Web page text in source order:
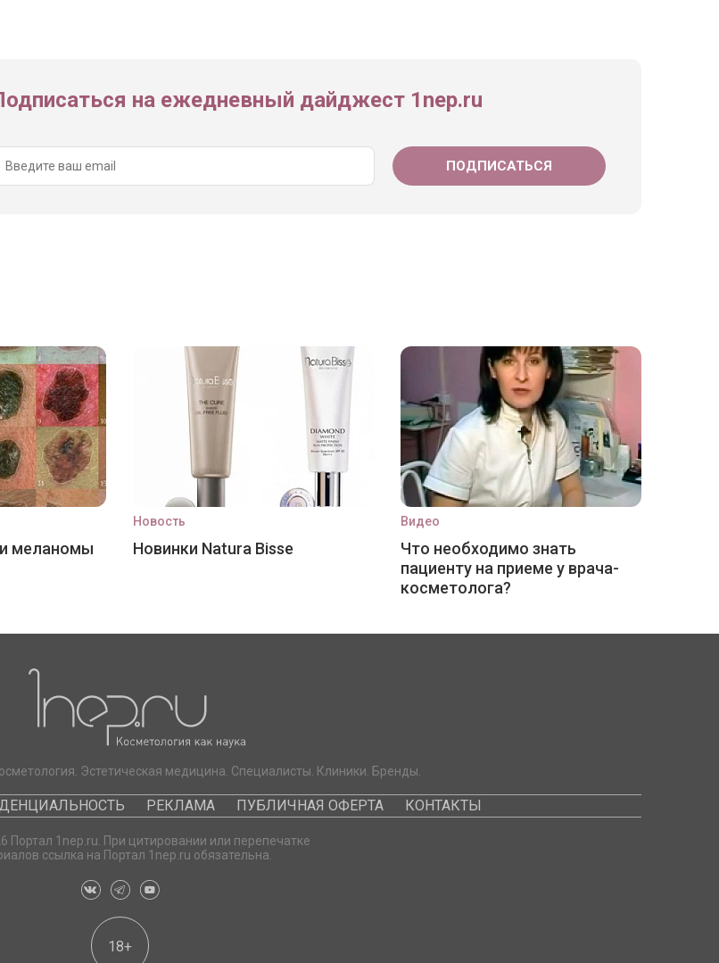
на ежедневный дайджест 1nep.ru
меланомы
Новость
Новинки Natura Bisse
Видео
Что необходимо знать
пациенту на приеме у врача-
косметолога?
Эстетическая медицина. Специалисты. Клиники. Бренды.
РЕКЛАМА ПУБЛИЧНАЯ ОФЕРТА КОНТАКТЫ
Портал 1nep.ru. При цитировании или перепечатке
ссылка на Портал 1nep.ru обязательна.
18+